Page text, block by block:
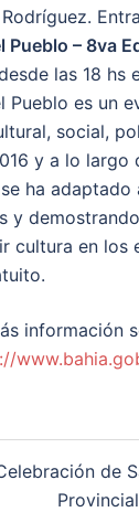
Pueblo – 8va
las 18 hs
Pueblo es un
social,
y a lo largo
ha
y
cultura en los
información
de
Provincial